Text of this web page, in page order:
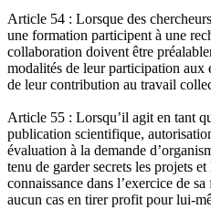
Article 54 : Lorsque des
une formation participent à une
collaboration doivent être
modalités de leur participation aux
de leur contribution au travail
Article 55 : Lorsqu’il agit en tant
publication scientifique,
évaluation à la demande
tenu de garder secrets les projets
connaissance dans l’exercice de
aucun cas en tirer profit pour lui-